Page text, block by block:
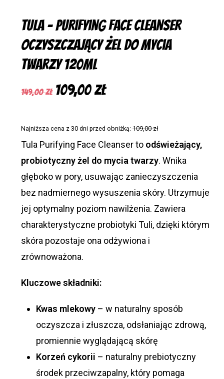
Tula – Purifying Face Cleanser
Oczyszczający Żel do Mycia
Twarzy 120ml
149,00zł Pierwotna
149,00 zł.
109,00złAktualna
109,00 zł.
Najniższa cena z 30 dni przed obniżką:109,00 zł
Tula Purifying Face Cleanser to odświeżający,
probiotyczny żel do mycia twarzy. Wnika
głęboko w pory, usuwając zanieczyszczenia
bez nadmiernego wysuszenia skóry. Utrzymuje
jej optymalny poziom nawilżenia. Zawiera
charakterystyczne probiotyki Tuli, dzięki którym
skóra pozostaje ona odżywiona i
zrównoważona.
Kluczowe składniki:
Kwas mlekowy– w naturalny sposób
oczyszcza i złuszcza, odsłaniając zdrową,
promiennie wyglądającą skórę
Korzeń cykorii – naturalny prebiotyczny
środek przeciwzapalny, który pomaga